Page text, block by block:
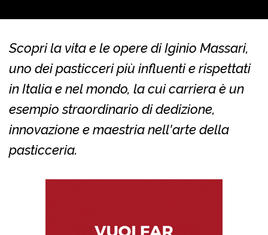
Scopri la vita e le opere di Iginio Massari,
uno dei pasticceri più influenti e rispettati
in Italia e nel mondo, la cui carriera è un
esempio straordinario di dedizione,
innovazione e maestria nell'arte della
pasticceria.